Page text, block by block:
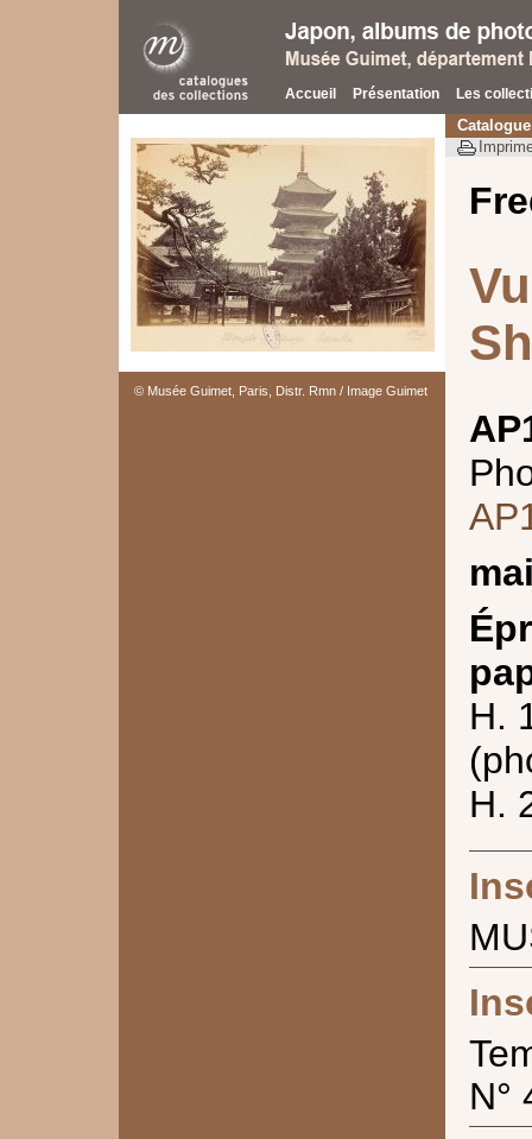
Accueil Présentation Les
© Musée Guimet, Paris, Distr. Rmn / Image Guimet
Catalogue
H.
H.
N°